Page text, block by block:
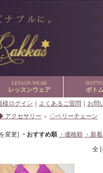
LESSON WEAR
レッスンウェア ボト
様ログイン よくあるご質問 お問
アクセサリー ＞ ◇ベリーチェーン
変更] ・おすすめ順 ・価格順 ・新
全